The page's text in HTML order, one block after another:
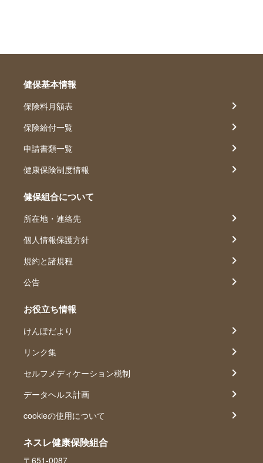
健保基本情報
保険料月額表
保険給付一覧
申請書類一覧
健康保険制度情報
健保組合について
所在地・連絡先
個人情報保護方針
規約と諸規程
公告
お役立ち情報
けんぽだより
リンク集
セルフメディケーション税制
データヘルス計画
cookieの使用について
ネスレ健康保険組合
〒651-0087